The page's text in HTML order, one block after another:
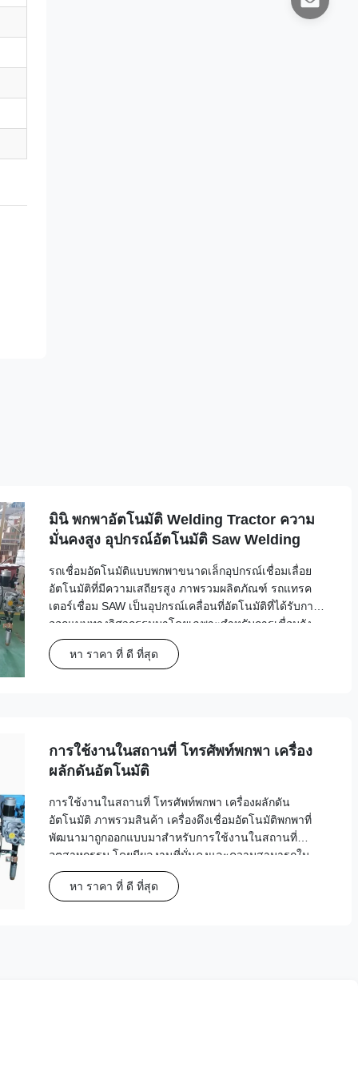
มินิ พกพาอัตโนมัติ Welding Tractor ความ
มั่นคงสูง อุปกรณ์อัตโนมัติ Saw Welding
รถเชื่อมอัตโนมัติแบบพกพาขนาดเล็กอุปกรณ์เชื่อมเลื่อย
อัตโนมัติที่มีความเสถียรสูง ภาพรวมผลิตภัณฑ์ รถแทรค
เตอร์เชื่อม SAW เป็นอุปกรณ์เคลื่อนที่อัตโนมัติที่ได้รับการ
ออกแบบทางวิศวกรรมมาโดยเฉพาะสำหรับการเชื่อมถัง
ระบบแบบพกพานี้ถือหัวปืนเชื่อมและเคลื่อนที่อย่างแม่นยำ
ไปตามพื้นผิวชิ้นงานหรือรางที่กำหนด ตามวิถี...
หา ราคา ที่ ดี ที่สุด
การใช้งานในสถานที่ โทรศัพท์พกพา เครื่อง
ผลักดันอัตโนมัติ
การใช้งานในสถานที่ โทรศัพท์พกพา เครื่องผลักดัน
อัตโนมัติ ภาพรวมสินค้า เครื่องดึงเชื่อมอัตโนมัติพกพาที่
พัฒนามาถูกออกแบบมาสําหรับการใช้งานในสถานที่
อุตสาหกรรม โดยมีผลงานที่มั่นคงและความสามารถใน
การควบคุมดิจิทัลที่ครบวงจร ลักษณะสําคัญและราย
ละเอียดเทคนิค คุณสมบัติสถิติที่สมบูรณ์แบบและผล
หา ราคา ที่ ดี ที่สุด